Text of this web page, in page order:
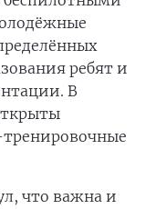
ребят и
В
что важна и